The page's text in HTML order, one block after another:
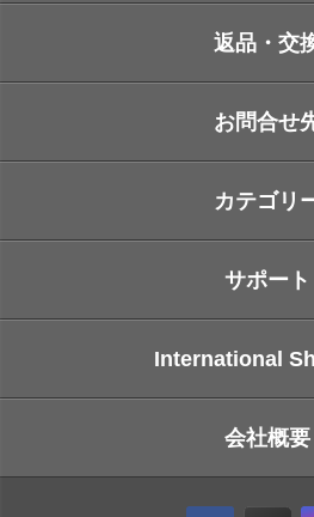
返品・交
お問合せ
カテゴリ
サポート
International
会社概要